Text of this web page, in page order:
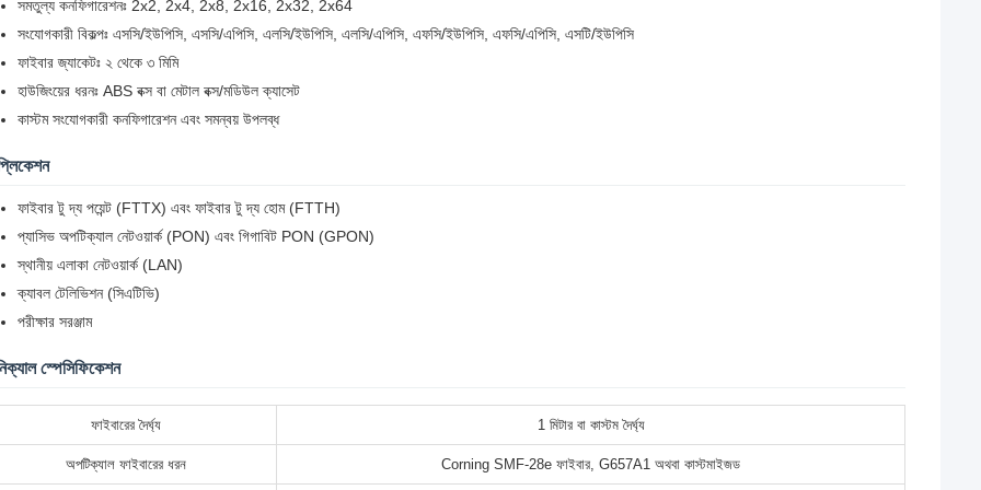
সমতুল্য কনফিগারেশনঃ 2x2, 2x4, 2x8, 2x16, 2x32, 2x64
সংযোগকারী বিকল্পঃ এসসি/ইউপিসি, এসসি/এপিসি, এলসি/ইউপিসি, এলসি/এপিসি, এফসি/ইউপিসি, এফসি/এপিসি, এসটি/ইউপিসি
ফাইবার জ্যাকেটঃ ২ থেকে ৩ মিমি
হাউজিংয়ের ধরনঃ ABS বক্স বা মেটাল বক্স/মডিউল ক্যাসেট
কাস্টম সংযোগকারী কনফিগারেশন এবং সমন্বয় উপলব্ধ
ফাইবার টু দ্য পয়েন্ট (FTTX) এবং ফাইবার টু দ্য হোম (FTTH)
প্যাসিভ অপটিক্যাল নেটওয়ার্ক (PON) এবং গিগাবিট PON (GPON)
স্থানীয় এলাকা নেটওয়ার্ক (LAN)
ক্যাবল টেলিভিশন (সিএটিভি)
পরীক্ষার সরঞ্জাম
স্পেসিফিকেশন
ফাইবারের দৈর্ঘ্য 1 মিটার বা কাস্টম দৈর্ঘ্য
অপটিক্যাল ফাইবারের ধরন Corning SMF-28e ফাইবার, G657A1 অথবা কাস্টমাইজড